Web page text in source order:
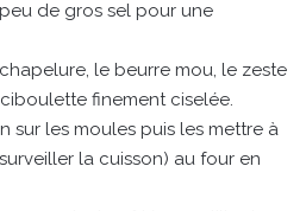
de gros sel pour une
le beurre mou, le zeste
finement ciselée.
sur les moules puis les mettre à
la cuisson) au four en